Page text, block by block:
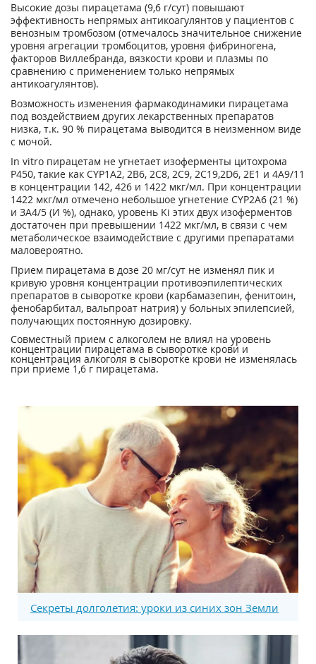
Высокие дозы пирацетама (9,6 г/сут) повышают
эффективность непрямых антикоагулянтов у пациентов с
венозным тромбозом (отмечалось значительное снижение
уровня агрегации тромбоцитов, уровня фибриногена,
факторов Виллебранда, вязкости крови и плазмы по
сравнению с применением только непрямых
антикоагулянтов).
Возможность изменения фармакодинамики пирацетама
под воздействием других лекарственных препаратов
низка, т.к. 90 % пирацетама выводится в неизменном виде
с мочой.
In vitro пирацетам не угнетает изоферменты цитохрома
Р450, такие как CYP1A2, 2В6, 2С8, 2С9, 2С19,2D6, 2Е1 и 4А9/11
в концентрации 142, 426 и 1422 мкг/мл. При концентрации
1422 мкг/мл отмечено небольшое угнетение CYP2A6 (21 %)
и ЗА4/5 (И %), однако, уровень Ki этих двух изоферментов
достаточен при превышении 1422 мкг/мл, в связи с чем
метаболическое взаимодействие с другими препаратами
маловероятно.
Прием пирацетама в дозе 20 мг/сут не изменял пик и
кривую уровня концентрации противоэпилептических
препаратов в сыворотке крови (карбамазепин, фенитоин,
фенобарбитал, вальпроат натрия) у больных эпилепсией,
получающих постоянную дозировку.
Совместный прием с алкоголем не влиял на уровень
концентрации пирацетама в сыворотке крови и
концентрация алкоголя в сыворотке крови не изменялась
при приеме 1,6 г пирацетама.
Секреты долголетия: уроки из синих зон Земли